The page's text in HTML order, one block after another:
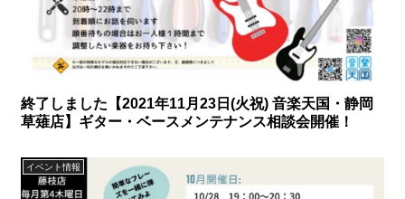
終了しました【2021年11月23日(火祝) 音楽天国・静岡
草薙店】ギター・ベースメンテナンス相談会開催！
イベント情報